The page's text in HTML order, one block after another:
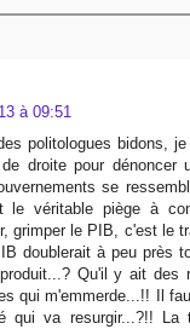
à 09:51
politologues bidons,
droite pour dénoncer
se
le véritable piège à
grimper le PIB, c'est le
doublerait à peu près
Qu'il y ait des
qui m'emmerde...!! Il
qui va resurgir...?!! La